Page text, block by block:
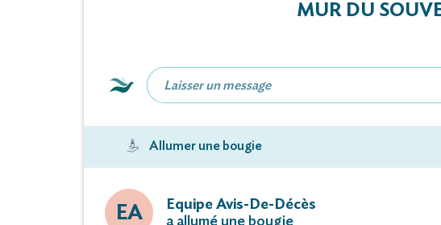
le lundi 06 octobre 2025 à 15 heures au
Vous pouvez déposer vos messages de
MUR DU
Allumer une bougie
EA
Equipe Avis-De-Décès
a allumé une bougie